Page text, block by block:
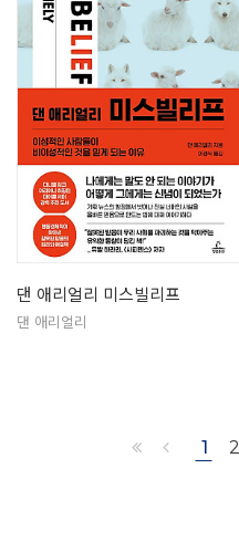
댄 애리얼리 미스빌리프
댄 애리얼리
1 2